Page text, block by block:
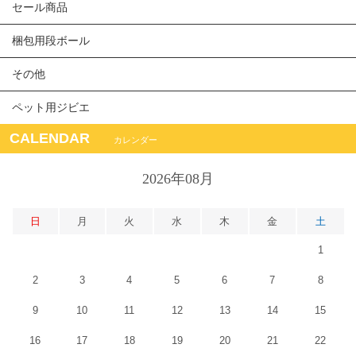
セール商品
梱包用段ボール
その他
ペット用ジビエ
CALENDAR カレンダー
2026年08月
日 月 火 水 木 金 土
1
2 3 4 5 6 7 8
9 10 11 12 13 14 15
16 17 18 19 20 21 22